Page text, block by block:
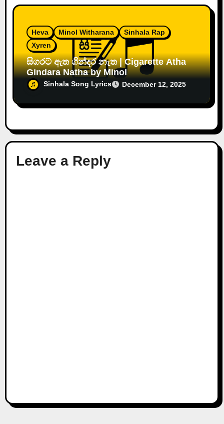
Heva Minol Witharana
Sinhala Rap
Xyren
සිගරට් ඇත ගින්දර නැත | Cigarette Atha
Gindara Natha by Minol
Sinhala Song Lyrics December 12, 2025
Leave a Reply